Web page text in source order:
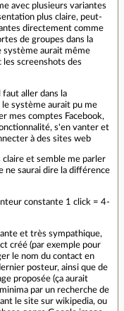
avec plusieurs variantes
plus claire, peut-
directement comme
de groupes dans la
système aurait même
les screenshots des
faut aller dans la
système aurait pu me
mes comptes Facebook,
s'en vanter et
à des sites web
claire et semble me parler
ne saurai dire la différence
constante 1 click = 4-
et très sympathique,
créé (par exemple pour
le nom du contact en
posteur, ainsi que de
proposée (ça aurait
par un recherche de
le site sur wikipedia, ou